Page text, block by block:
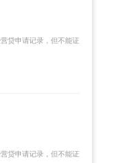
贷申请记录，但不能证
贷申请记录，但不能证